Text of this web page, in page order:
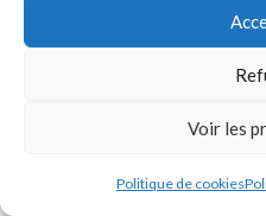
Voir les
Politique de cookies